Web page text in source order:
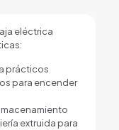
eléctrica
prácticos
para encender
extruida para